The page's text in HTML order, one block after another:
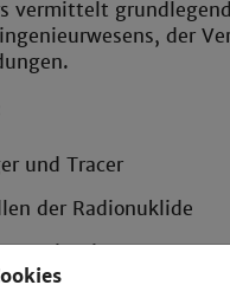
vermittelt
der
und Tracer
der Radionuklide